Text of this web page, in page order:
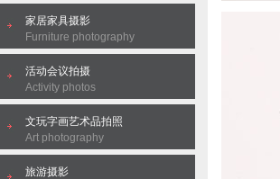
家居家具摄影
Furniture photography
活动会议拍摄
Activity photos
文玩字画艺术品拍照
Art photography
旅游摄影